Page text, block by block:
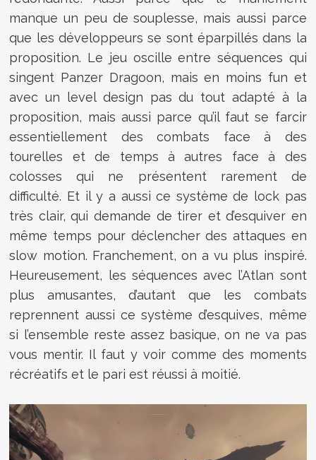
manque un peu de souplesse, mais aussi parce
que les développeurs se sont éparpillés dans la
proposition. Le jeu oscille entre séquences qui
singent Panzer Dragoon, mais en moins fun et
avec un level design pas du tout adapté à la
proposition, mais aussi parce qu’il faut se farcir
essentiellement des combats face à des
tourelles et de temps à autres face à des
colosses qui ne présentent rarement de
difficulté. Et il y a aussi ce système de lock pas
très clair, qui demande de tirer et d’esquiver en
même temps pour déclencher des attaques en
slow motion. Franchement, on a vu plus inspiré.
Heureusement, les séquences avec l’Atlan sont
plus amusantes, d’autant que les combats
reprennent aussi ce système d’esquives, même
si l’ensemble reste assez basique, on ne va pas
vous mentir. Il faut y voir comme des moments
récréatifs et le pari est réussi à moitié.